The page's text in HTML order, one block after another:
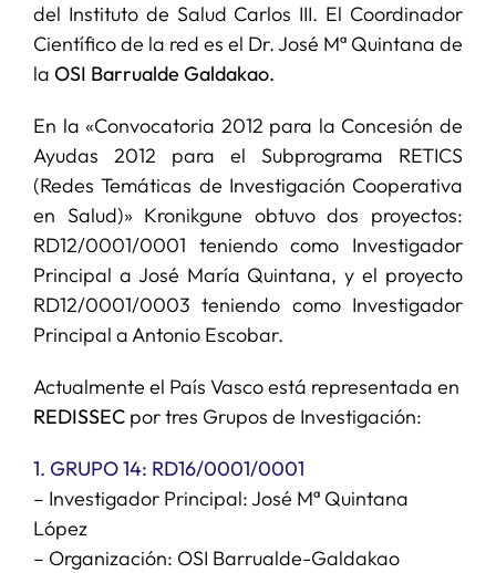
del Instituto de Salud Carlos III. El Coordinador
Científico de la red es el Dr. José Mª Quintana de
la OSI Barrualde Galdakao.
En la «Convocatoria 2012 para la Concesión de
Ayudas 2012 para el Subprograma RETICS
(Redes Temáticas de Investigación Cooperativa
en Salud)» Kronikgune obtuvo dos proyectos:
RD12/0001/0001 teniendo como Investigador
Principal a José María Quintana, y el proyecto
RD12/0001/0003 teniendo como Investigador
Principal a Antonio Escobar.
Actualmente el País Vasco está representada en
REDISSEC por tres Grupos de Investigación:
1. GRUPO 14: RD16/0001/0001
– Investigador Principal: José Mª Quintana
López
– Organización: OSI Barrualde-Galdakao